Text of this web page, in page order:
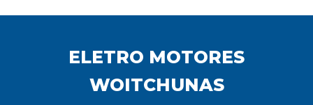
ELETRO MOTORES
WOITCHUNAS